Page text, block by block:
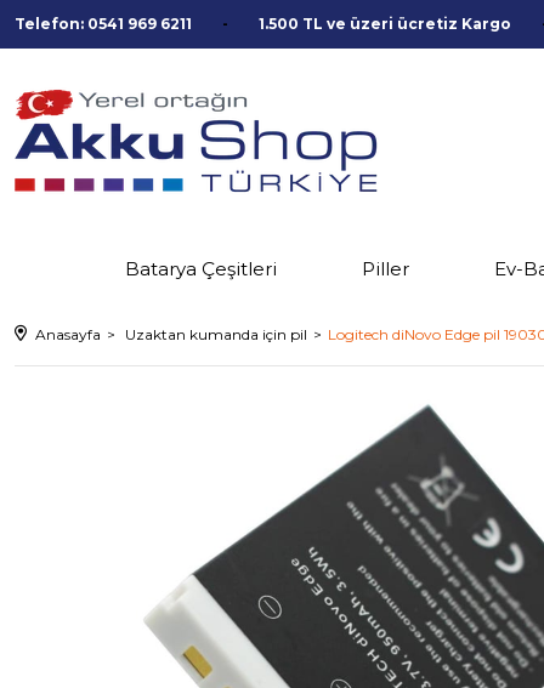
Telefon: 0541 969 6211 1.500 TL ve üzeri ücretiz Kargo
Batarya Çeşitleri Piller Ev-
Anasayfa Uzaktan kumanda için pil Logitech diNovo Edge pil